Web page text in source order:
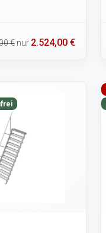
€ nur 2.524,00 €